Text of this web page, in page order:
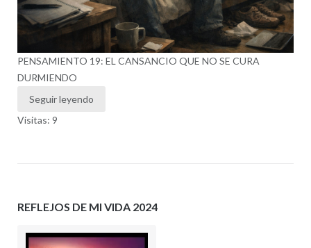
PENSAMIENTO 19: EL CANSANCIO QUE NO SE CURA
DURMIENDO
Seguir leyendo
Visitas: 9
REFLEJOS DE MI VIDA 2024